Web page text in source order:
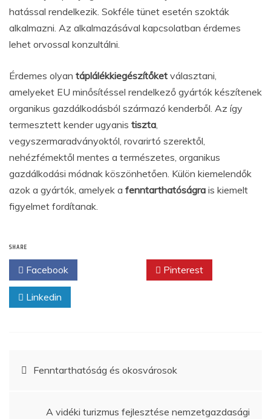
hatással rendelkezik. Sokféle tünet esetén szokták
alkalmazni. Az alkalmazásával kapcsolatban érdemes
lehet orvossal konzultálni.
Érdemes olyan táplálékkiegészítőket választani,
amelyeket EU minősítéssel rendelkező gyártók készítenek
organikus gazdálkodásból származó kenderből. Az így
termesztett kender ugyanis tiszta,
vegyszermaradványoktól, rovarirtó szerektől,
nehézfémektől mentes a természetes, organikus
gazdálkodási módnak köszönhetően. Külön kiemelendők
azok a gyártók, amelyek a fenntarthatóságra is kiemelt
figyelmet fordítanak.
SHARE
Facebook Pinterest
Linkedin
Bejegyzés
Fenntarthatóság és okosvárosok
A vidéki turizmus fejlesztése nemzetgazdasági